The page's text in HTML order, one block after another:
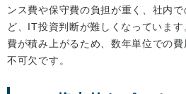
ンス費や保守費の負担が重く、社内
ど、IT投資判断が難しくなっていま
費が積み上がるため、数年単位での
不可欠です。